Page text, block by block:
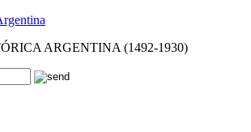
ARGENTINA (1492-1930)